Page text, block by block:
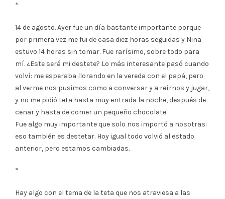
*
14 de agosto. Ayer fue un día bastante importante porque
por primera vez me fui de casa diez horas seguidas y Nina
estuvo 14 horas sin tomar. Fue rarísimo, sobre todo para
mí. ¿Este será mi destete? Lo más interesante pasó cuando
volví: me esperaba llorando en la vereda con el papá, pero
al verme nos pusimos como a conversar y a reírnos y jugar,
y no me pidió teta hasta muy entrada la noche, después de
cenar y hasta de comer un pequeño chocolate.
Fue algo muy importante que solo nos importó a nosotras:
eso también es destetar. Hoy igual todo volvió al estado
anterior, pero estamos cambiadas.
*
Hay algo con el tema de la teta que nos atraviesa a las